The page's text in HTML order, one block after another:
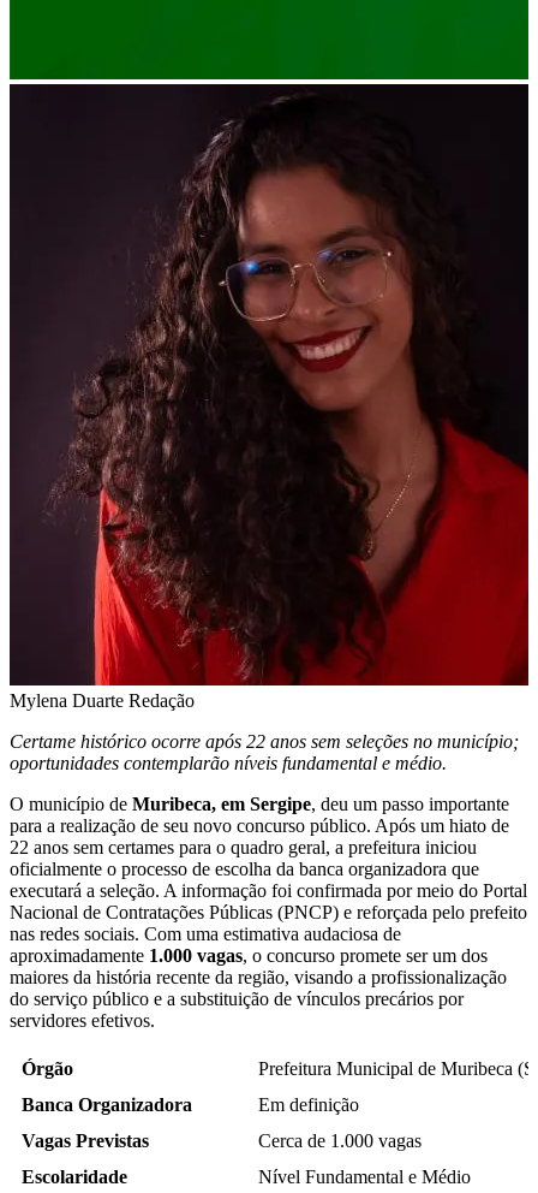
Mylena Duarte Redação
Certame histórico ocorre após 22 anos sem seleções no município;
oportunidades contemplarão níveis fundamental e médio.
O município de Muribeca, em Sergipe, deu um passo importante
para a realização de seu novo concurso público. Após um hiato de
22 anos sem certames para o quadro geral, a prefeitura iniciou
oficialmente o processo de escolha da banca organizadora que
executará a seleção. A informação foi confirmada por meio do Portal
Nacional de Contratações Públicas (PNCP) e reforçada pelo prefeito
nas redes sociais. Com uma estimativa audaciosa de
aproximadamente 1.000 vagas, o concurso promete ser um dos
maiores da história recente da região, visando a profissionalização
do serviço público e a substituição de vínculos precários por
servidores efetivos.
Órgão
Prefeitura Municipal de Muribeca
Banca Organizadora
Em definição
Vagas Previstas
Cerca de 1.000 vagas
Escolaridade
Nível Fundamental e Médio